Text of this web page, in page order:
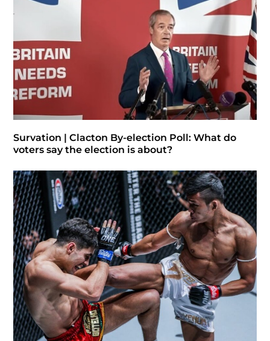
Survation | Clacton By-election Poll: What do
voters say the election is about?